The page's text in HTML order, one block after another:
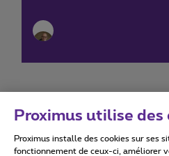
Conditions d'utilisation
Proximus utilise des
Proximus installe des cookies sur ses
fonctionnement de ceux-ci, améliorer